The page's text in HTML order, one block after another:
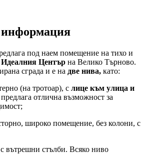
информация
под наем помещение на тихо и
Идеалния Център на Велико Търново.
сграда и е на две нива, като:
(на тротоар), с лице към улица и
предлага отлична възможност за
широко помещение, без колони, с
вътрешни стълби. Всяко ниво